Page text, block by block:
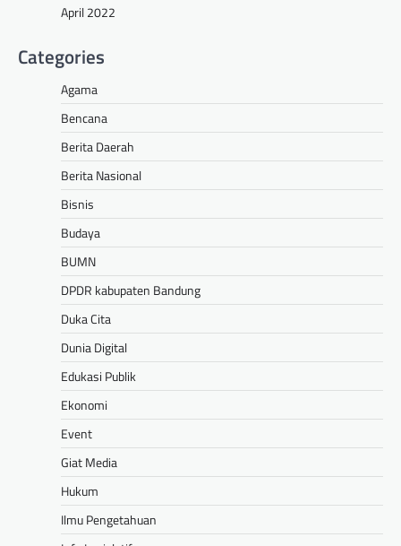
April 2022
Categories
Agama
Bencana
Berita Daerah
Berita Nasional
Bisnis
Budaya
BUMN
DPDR kabupaten Bandung
Duka Cita
Dunia Digital
Edukasi Publik
Ekonomi
Event
Giat Media
Hukum
Ilmu Pengetahuan